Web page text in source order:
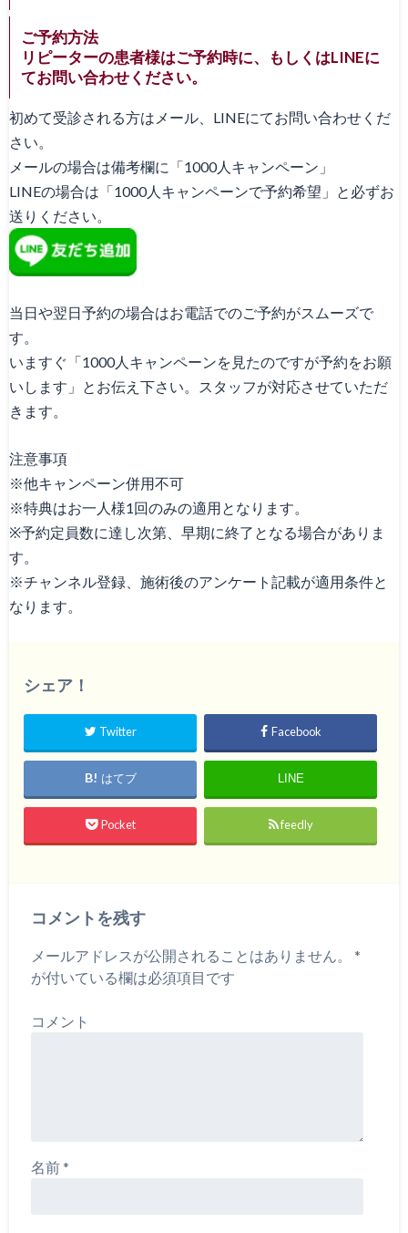
ご予約方法
リピーターの患者様はご予約時に、もしくはLINEに
てお問い合わせください。
初めて受診される方はメール、LINEにてお問い合わせくだ
さい。
メールの場合は備考欄に「1000人キャンペーン」
LINEの場合は「1000人キャンペーンで予約希望」と必ずお
送りください。
当日や翌日予約の場合はお電話でのご予約がスムーズで
す。
いますぐ「1000人キャンペーンを見たのですが予約をお願
いします」とお伝え下さい。スタッフが対応させていただ
きます。
注意事項
※他キャンペーン併用不可
※特典はお一人様1回のみの適用となります。
※予約定員数に達し次第、早期に終了となる場合がありま
す。
※チャンネル登録、施術後のアンケート記載が適用条件と
なります。
シェア！
Twitter Facebook
はてブ LINE
Pocket feedly
コメントを残す
メールアドレスが公開されることはありません。
*
が付いている欄は必須項目です
コメント
名前*